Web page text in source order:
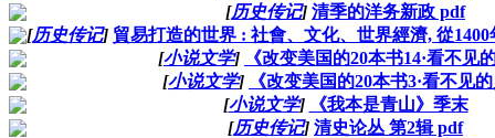
[历史传记] 清季的洋务新政 pdf
[历史传记] 貿易打造的世界 : 社會、文化、世界經濟, 從
[小说文学]
《改变美国的20本书14·看不见
[小说文学]
《改变美国的20本书3·看不见
[小说文学]
《我本是青山》季末
[历史传记] 清史论丛 第2辑 pdf